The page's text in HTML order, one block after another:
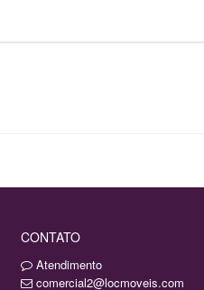
CONTATO
Atendimento
comercial2@locmoveis.com